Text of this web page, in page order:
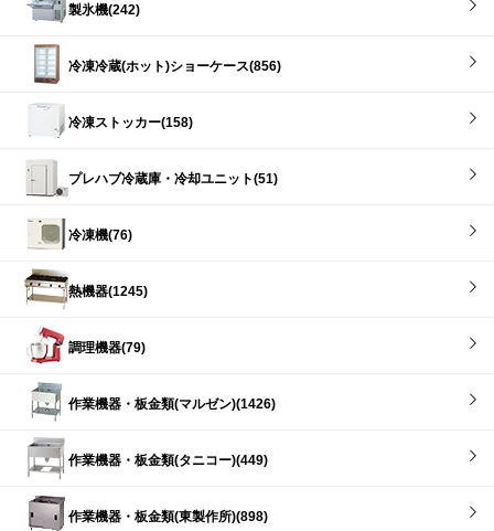
製氷機(242)
冷凍冷蔵(ホット)ショーケース(856)
冷凍ストッカー(158)
プレハブ冷蔵庫・冷却ユニット(51)
冷凍機(76)
熱機器(1245)
調理機器(79)
作業機器・板金類(マルゼン)(1426)
作業機器・板金類(タニコー)(449)
作業機器・板金類(東製作所)(898)